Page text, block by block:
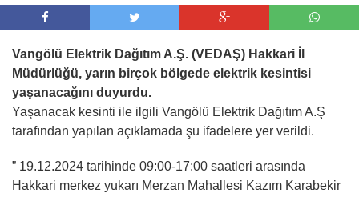
Vangölü Elektrik Dağıtım A.Ş. (VEDAŞ) Hakkari İl
Müdürlüğü, yarın birçok bölgede elektrik kesintisi
yaşanacağını duyurdu.
Yaşanacak kesinti ile ilgili Vangölü Elektrik Dağıtım A.Ş
tarafından yapılan açıklamada şu ifadelere yer verildi.
” 19.12.2024 tarihinde 09:00-17:00 saatleri arasında
Hakkari merkez yukarı Merzan Mahallesi Kazım Karabekir